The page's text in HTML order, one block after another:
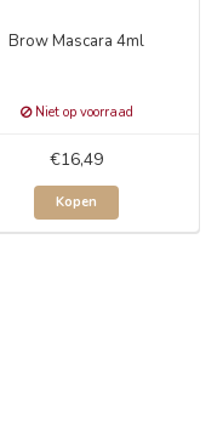
Brow Mascara 4ml
Niet op voorraad
€16,49
Kopen